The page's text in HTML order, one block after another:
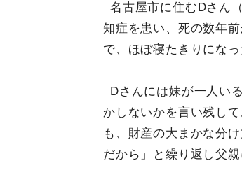
名古屋市に住むDさん
知症を患い、死の数年
で、ほぼ寝たきりにな
Dさんには妹が一人い
かしないかを言い残し
も、財産の大まかな分
だから」と繰り返し父親